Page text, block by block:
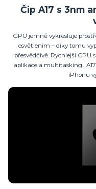
Čip A17 s 3nm
GPU jemně vykresluje
osvětlením – díky tomu
přesvědčivě. Rychlejší CPU
aplikace a multitasking.
iPhonu